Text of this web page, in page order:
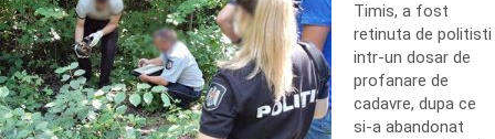
Timis, a fost
retinuta de politisti
intr-un dosar de
profanare de
cadavre, dupa ce
si-a abandonat